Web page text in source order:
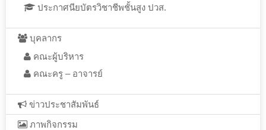
ประกาศนียบัตรวิชาชีพชั้นสูง ปวส.
บุคลากร
คณะผู้บริหาร
คณะครู – อาจารย์
ข่าวประชาสัมพันธ์
ภาพกิจกรรม